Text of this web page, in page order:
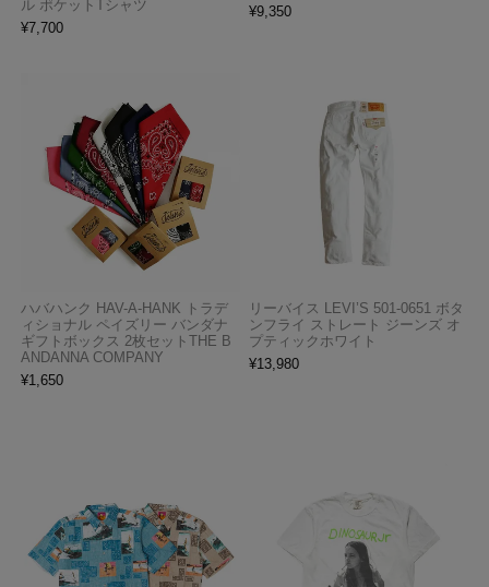
ル ポケットTシャツ
¥7,700
¥9,350
ハバハンク HAV-A-HANK トラデ
ィショナル ペイズリー バンダナ
ギフトボックス 2枚セットTHE B
ANDANNA COMPANY
¥1,650
リーバイス LEVI’S 501-0651 ボタ
ンフライ ストレート ジーンズ オ
プティックホワイト
¥13,980